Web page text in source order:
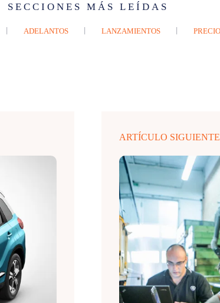
SECCIONES MÁS LEÍDAS
ADELANTOS LANZAMIENTOS
ARTÍCULO SIGUIENTE